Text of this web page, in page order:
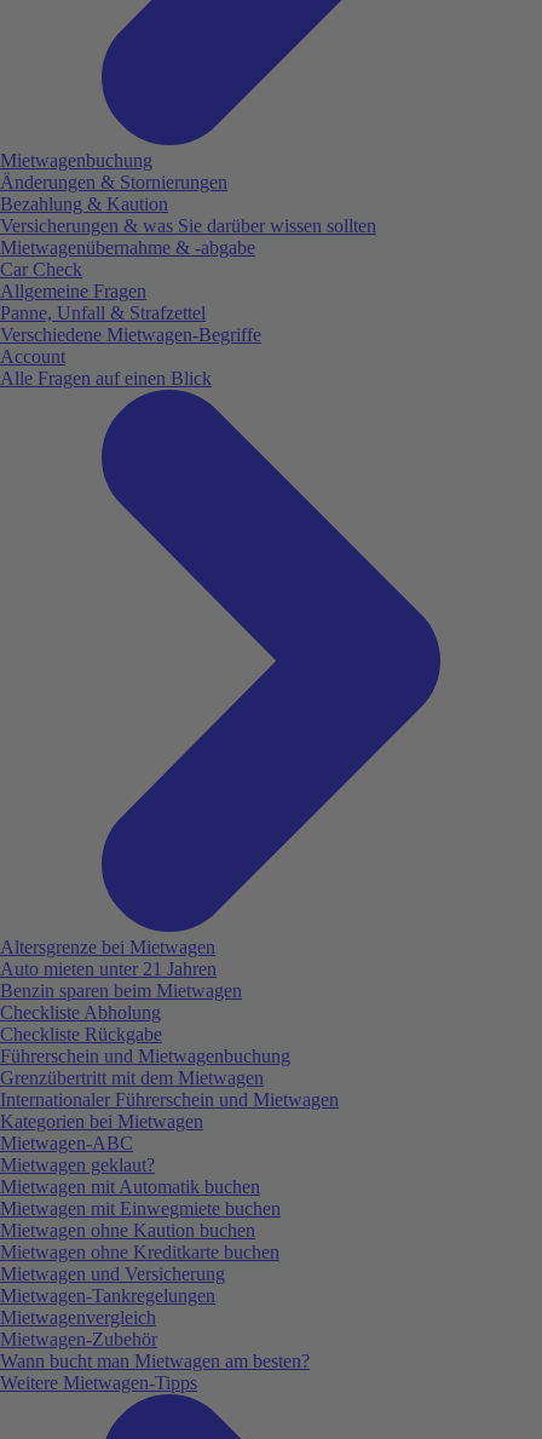
Mietwagenbuchung
Änderungen & Stornierungen
Bezahlung & Kaution
Versicherungen & was Sie darüber wissen sollten
Mietwagenübernahme & -abgabe
Car Check
Allgemeine Fragen
Panne, Unfall & Strafzettel
Verschiedene Mietwagen-Begriffe
Account
Alle Fragen auf einen Blick
Altersgrenze bei Mietwagen
Auto mieten unter 21 Jahren
Benzin sparen beim Mietwagen
Checkliste Abholung
Checkliste Rückgabe
Führerschein und Mietwagenbuchung
Grenzübertritt mit dem Mietwagen
Internationaler Führerschein und Mietwagen
Kategorien bei Mietwagen
Mietwagen-ABC
Mietwagen geklaut?
Mietwagen mit Automatik buchen
Mietwagen mit Einwegmiete buchen
Mietwagen ohne Kaution buchen
Mietwagen ohne Kreditkarte buchen
Mietwagen und Versicherung
Mietwagen-Tankregelungen
Mietwagenvergleich
Mietwagen-Zubehör
Wann bucht man Mietwagen am besten?
Weitere Mietwagen-Tipps